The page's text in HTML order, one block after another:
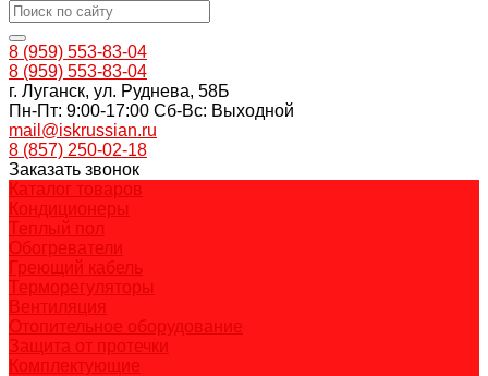
8 (959) 553-83-04
8 (959) 553-83-04
г. Луганск, ул. Руднева, 58Б
Пн-Пт: 9:00-17:00 Cб-Вс: Выходной
mail@iskrussian.ru
8 (857) 250-02-18
Заказать звонок
Каталог товаров
Кондиционеры
Теплый пол
Обогреватели
Греющий кабель
Терморегуляторы
Вентиляция
Отопительное оборудование
Защита от протечки
Комплектующие